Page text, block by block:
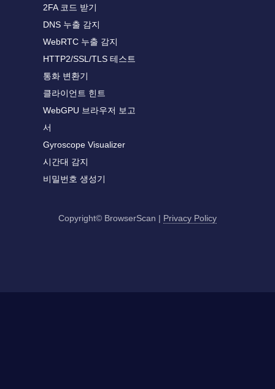
2FA 코드 받기
DNS 누출 감지
WebRTC 누출 감지
HTTP2/SSL/TLS 테스트
통화 변환기
클라이언트 힌트
WebGPU 브라우저 보고
서
Gyroscope Visualizer
시간대 감지
비밀번호 생성기
Copyright© BrowserScan | Privacy Policy